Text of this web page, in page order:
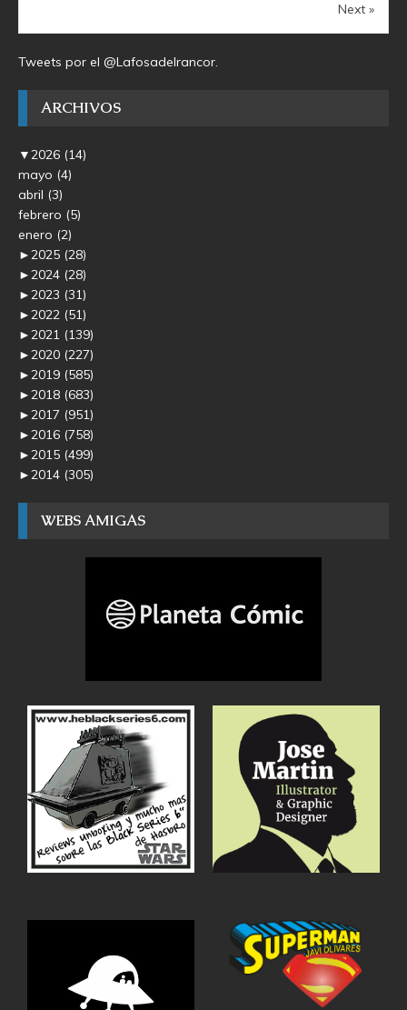
Next »
Tweets por el @Lafosadelrancor.
ARCHIVOS
▼2026 (14)
mayo (4)
abril (3)
febrero (5)
enero (2)
►2025 (28)
►2024 (28)
►2023 (31)
►2022 (51)
►2021 (139)
►2020 (227)
►2019 (585)
►2018 (683)
►2017 (951)
►2016 (758)
►2015 (499)
►2014 (305)
WEBS AMIGAS